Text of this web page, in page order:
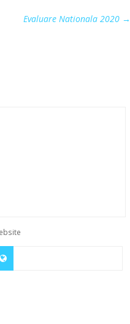
Evaluare Nationala 2020 →